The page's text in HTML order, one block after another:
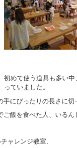
初めて使う道具も多い
っていました。
にぴったりの長さに切
ご飯を食べた人、いるん
ャレンジ教室、